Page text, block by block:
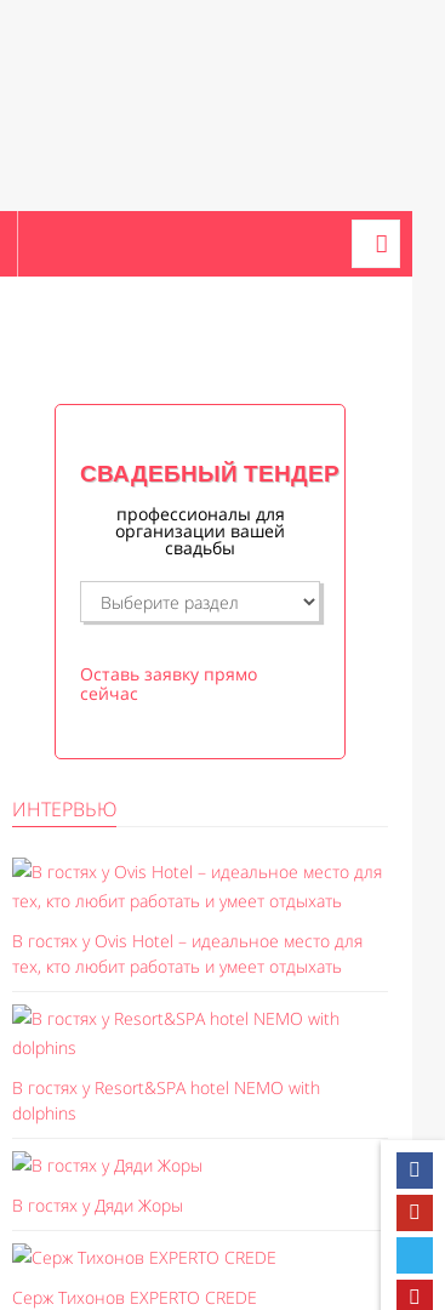
СВАДЕБНЫЙ ТЕНДЕР
профессионалы для
организации вашей
свадьбы
Оставь заявку прямо
сейчас
ИНТЕРВЬЮ
В гостях у Ovis Hotel – идеальное место для
тех, кто любит работать и умеет отдыхать
В гостях у Resort&SPA hotel NEMO with
dolphins
В гостях у Дяди Жоры
Серж Тихонов EXPERTO CREDE